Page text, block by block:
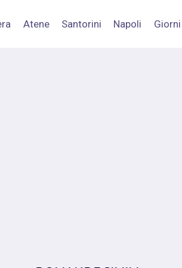
Atene Santorini Napoli